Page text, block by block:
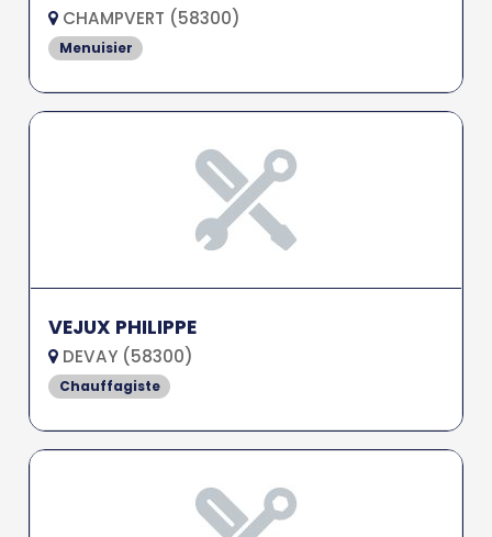
CHAMPVERT (58300)
Menuisier
VEJUX PHILIPPE
DEVAY (58300)
Chauffagiste